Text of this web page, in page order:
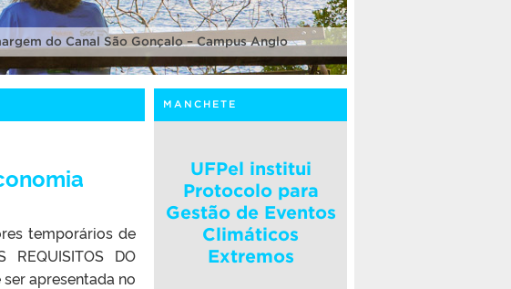
do Canal São Gonçalo – Campus Anglo
temporários de
DO
apresentada no
MANCHETE
UFPel institui
Protocolo para
Gestão de Eventos
Climáticos
Extremos